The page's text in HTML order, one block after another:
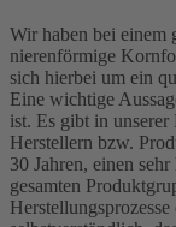
Wir haben bei einem
nierenförmige
sich hierbei um ein
Eine wichtige
ist. Es gibt in unserer
Herstellern bzw.
30 Jahren, einen
gesamten